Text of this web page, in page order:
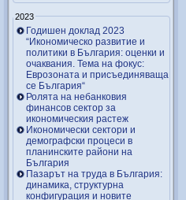
2023
Годишен доклад 2023
“Икономическо развитие и
политики в България: оценки и
очаквания. Тема на фокус:
Еврозоната и присъединяваща
се България“
Ролята на небанковия
финансов сектор за
икономическия растеж
Икономически сектори и
демографски процеси в
планинските райони на
България
Пазарът на труда в България:
динамика, структурна
конфигурация и новите